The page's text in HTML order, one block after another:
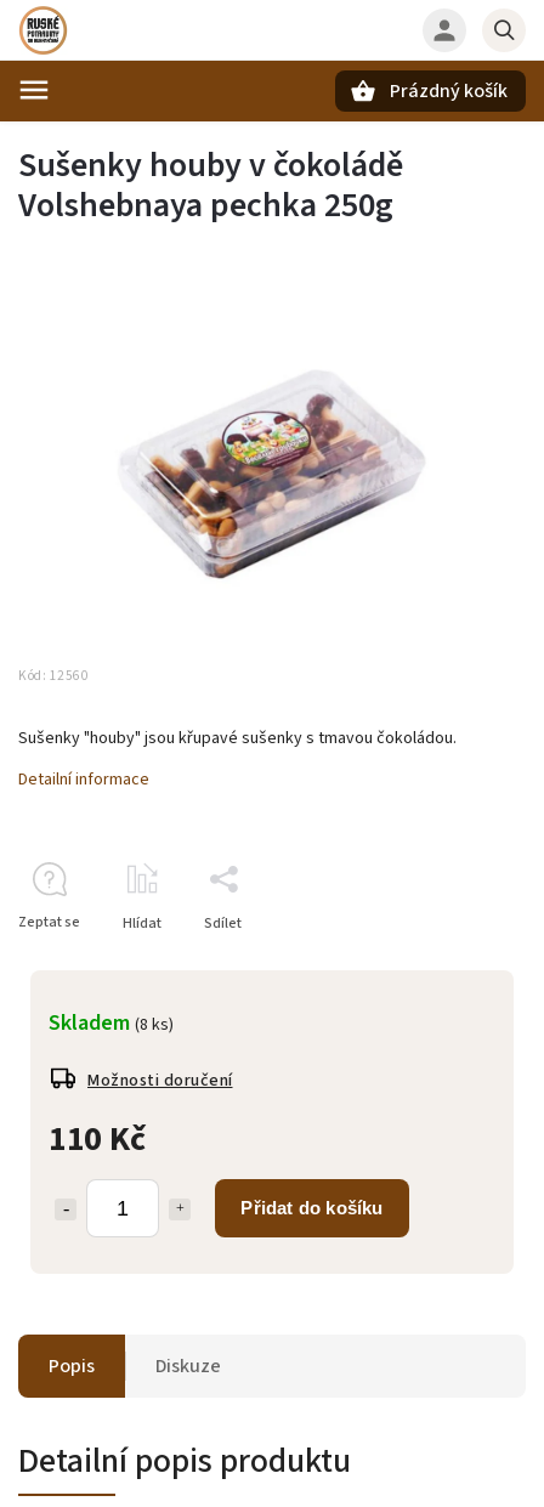
Prázdný košík
Sušenky houby v čokoládě
Volshebnaya pechka 250g
Kód: 12560
110 Kč
Přidat do košíku
Skladem (8 ks)
Možnosti doručení
Sušenky "houby" jsou křupavé sušenky s tmavou čokoládou.
Detailní informace
Zeptat se Hlídat Sdílet
Popis Diskuze
Detailní popis produktu